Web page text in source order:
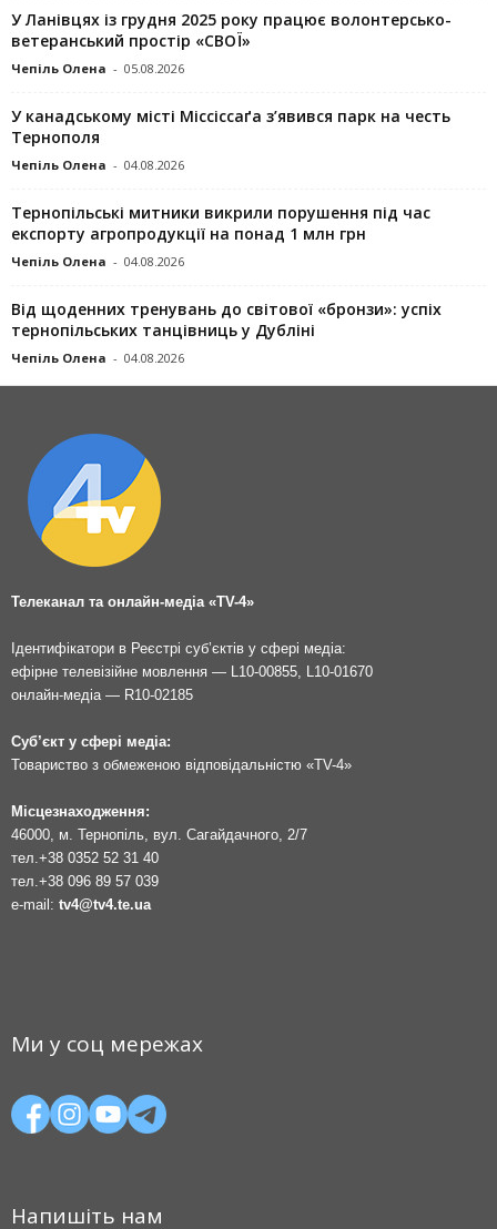
У Ланівцях із грудня 2025 року працює волонтерсько-
ветеранський простір «СВОЇ»
Чепіль Олена - 05.08.2026
У канадському місті Міссіссаґа з’явився парк на честь
Тернополя
Чепіль Олена - 04.08.2026
Тернопільські митники викрили порушення під час
експорту агропродукції на понад 1 млн грн
Чепіль Олена - 04.08.2026
Від щоденних тренувань до світової «бронзи»: успіх
тернопільських танцівниць у Дубліні
Чепіль Олена - 04.08.2026
Телеканал та онлайн-медіа «TV-4»
Ідентифікатори в Реєстрі суб’єктів у сфері медіа:
ефірне телевізійне мовлення — L10-00855, L10-01670
онлайн-медіа — R10-02185
Суб’єкт у сфері медіа:
Товариство з обмеженою відповідальністю «TV-4»
Місцезнаходження:
46000, м. Тернопіль, вул. Сагайдачного, 2/7
тел. +38 0352 52 31 40
тел. +38 096 89 57 039
e-mail: tv4@tv4.te.ua
Ми у соц мережах
Напишіть нам